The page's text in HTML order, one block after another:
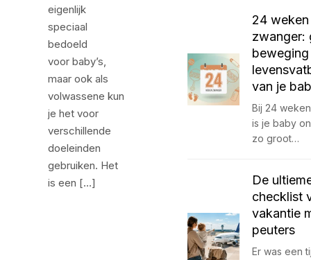
eigenlijk
speciaal
bedoeld
voor baby’s,
maar ook als
volwassene kun
je het voor
verschillende
doeleinden
gebruiken. Het
is een […]
24 weken
zwanger:
beweging
van je
Bij 24
is je baby
zo groot…
De
checklist
vakantie
peuters
Er was een